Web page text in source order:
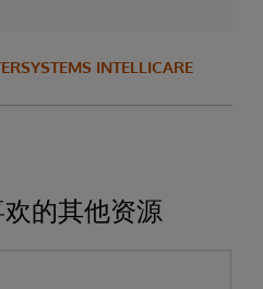
INTELLICARE
的其他资源